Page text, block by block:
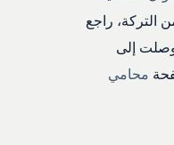
التركة، راجع
وصلت إلى
محامي